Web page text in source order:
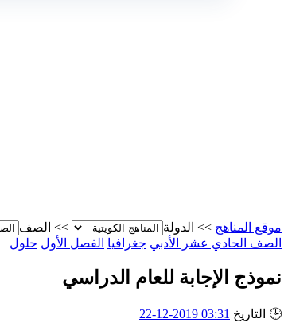
موقع المناهج >> الدولة >> الصف
الصف الحادي عشر الأدبي جغرافيا الفصل الأول حلول
نموذج الإجابة للعام الدراسي
🕒 التاريخ 03:31 2019-12-22